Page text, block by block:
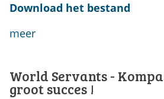
Download het bestand
meer
World Servants -
groot succes !